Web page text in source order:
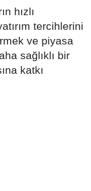
hızlı
tercihlerini
ve piyasa
sağlıklı bir
katkı